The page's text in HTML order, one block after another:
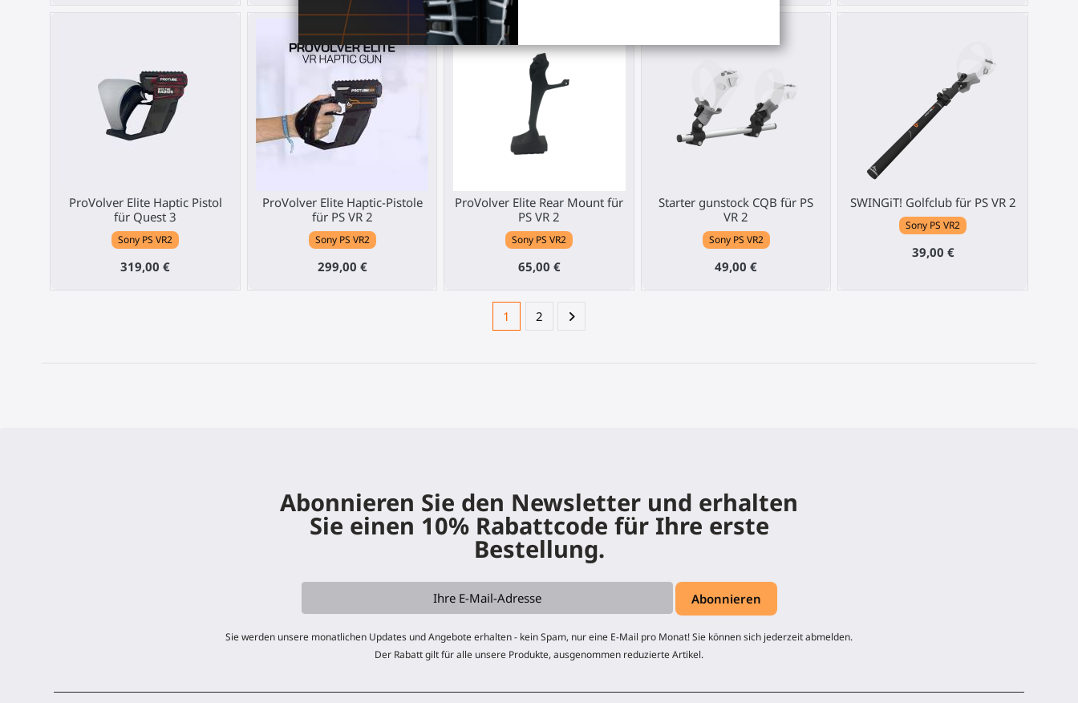
ProVolver Elite Haptic Pistol
für Quest 3
Sony PS VR2
319,00 €
ProVolver Elite Haptic-Pistole
für PS VR 2
Sony PS VR2
299,00 €
ProVolver Elite Rear Mount für
PS VR 2
Sony PS VR2
65,00 €
Starter gunstock CQB für PS
VR 2
Sony PS VR2
49,00 €
SWINGiT! Golfclub für PS VR 2
Sony PS VR2
39,00 €
1 2
Abonnieren Sie den Newsletter und erhalten
Sie einen 10% Rabattcode für Ihre erste
Bestellung.
Sie werden unsere monatlichen Updates und Angebote erhalten - kein Spam, nur eine E-Mail pro Monat! Sie können sich jederzeit abmelden.
Der Rabatt gilt für alle unsere Produkte, ausgenommen reduzierte Artikel.